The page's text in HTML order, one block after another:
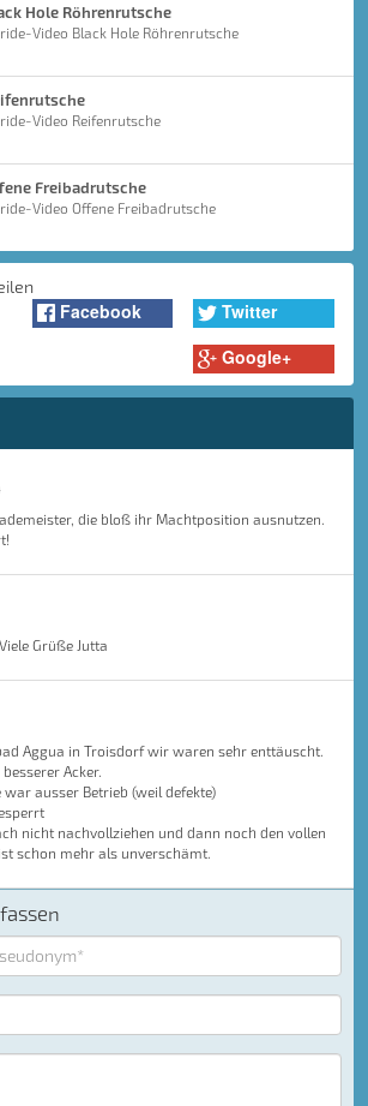
Hole Röhrenrutsche
Video Black Hole Röhrenrutsche
Video Reifenrutsche
Freibadrutsche
Video Offene Freibadrutsche
Facebook
Twitter
Google+
die bloß ihr Machtposition ausnutzen.
Grüße Jutta
Aggua in Troisdorf wir waren sehr enttäuscht.
Acker.
ausser Betrieb (weil defekte)
nicht nachvollziehen und dann noch den vollen
schon mehr als unverschämt.